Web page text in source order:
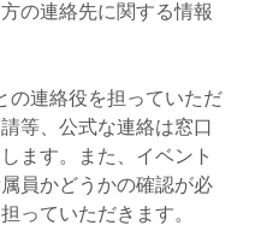
の連絡先に関する情報
の連絡役を担っていただ
等、公式な連絡は窓口
ます。また、イベント
員かどうかの確認が必
っていただきます。